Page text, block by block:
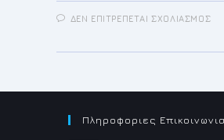
ΔΕΝ ΕΠΙΤΡΈΠΕΤΑΙ ΣΧΟΛΙΑΣΜΌΣΣΤΟ
Πληροφοριες